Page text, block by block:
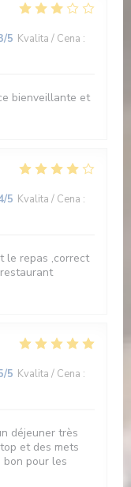
/5 Kvalita / Cena :
bienveillante et
/5 Kvalita / Cena :
le repas ,correct
/5 Kvalita / Cena :
déjeuner très
et des mets
bon pour les